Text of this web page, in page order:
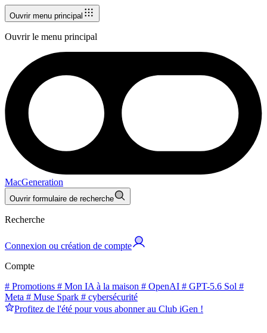
Ouvrir menu principal
Ouvrir le menu principal
MacGeneration
Ouvrir formulaire de recherche
Recherche
Connexion ou création de compte
Compte
# Promotions # Mon IA à la maison # OpenAI # GPT-5.6 Sol #
Meta # Muse Spark # cybersécurité
Profitez de l'été pour vous abonner au Club iGen !